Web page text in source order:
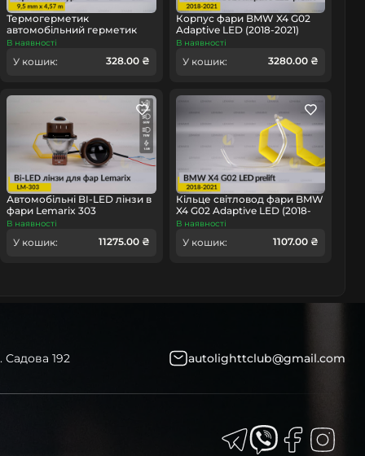
Термогерметик
автомобільний герметик
для фар Orgavyl Оргавіл
В наявності
У кошик: 328.00 ₴
Корпус фари BMW X4 G02
Adaptive LED (2018-2021)
дорест лівий
В наявності
У кошик: 3280.00 ₴
Автомобільні BI-LED лінзи в
фари Lemarix 303
В наявності
У кошик: 11275.00 ₴
Кільце світловод фари BMW
X4 G02 Adaptive LED (2018-
2021) дорест мале внутрішнє
В наявності
У кошик: 1107.00 ₴
Садова 192 autolighttclub@gmail.com